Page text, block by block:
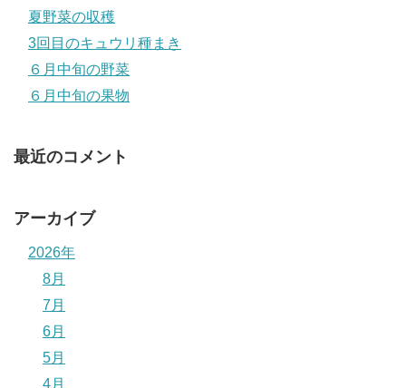
夏野菜の収穫
3回目のキュウリ種まき
６月中旬の野菜
６月中旬の果物
最近のコメント
アーカイブ
2026年
8月
7月
6月
5月
4月